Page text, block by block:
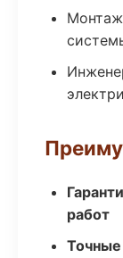
работ
Точные